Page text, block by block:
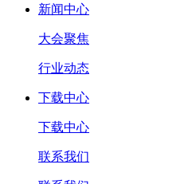
新闻中心
大会聚焦
行业动态
下载中心
下载中心
联系我们